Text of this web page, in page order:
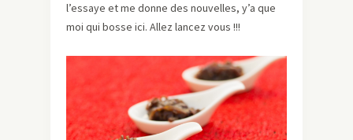
l’essaye et me donne des nouvelles, y’a que
moi qui bosse ici. Allez lancez vous !!!